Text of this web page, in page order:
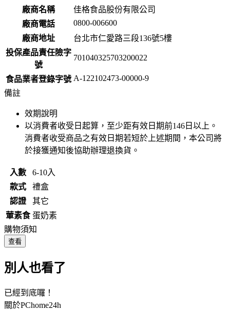
廠商名稱
佳格食品股份有限公司
廠商電話
0800-006600
廠商地址
台北市仁愛路三段136號5樓
投保產品責任險字
號
701040325703200022
食品業者登錄字號 A-122102473-00000-9
備註
效期說明
以消費者收受日起算，至少距有效日期前146 日以上。
消費者收受商品之有效日期若短於上述期間，本公司將
於接獲通知後協助辦理退換貨。
入數
6-10入
款式
禮盒
認證
其它
葷素食 蛋奶素
購物須知
查看
別人也看了
已經到底囉！
關於PChome24h